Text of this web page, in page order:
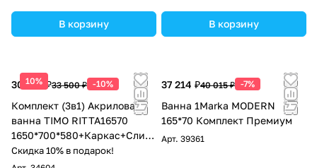
В корзину В корзину
10%
30 150 ₽33 500 ₽ -10%
Комплект (3в1) Акриловая
ванна TIMO RITTA16570
1650*700*580+Каркас+Слив-
перелив
Скидка 10% в подарок!
37 214 ₽40 015 ₽ -7%
Ванна 1Marka MODERN
165*70 Комплект Премиум
Арт. 39361